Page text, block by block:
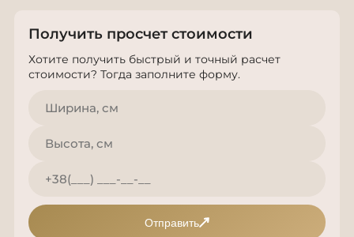
Получить просчет стоимости
Хотите получить быстрый и точный расчет
стоимости? Тогда заполните форму.
Отправить